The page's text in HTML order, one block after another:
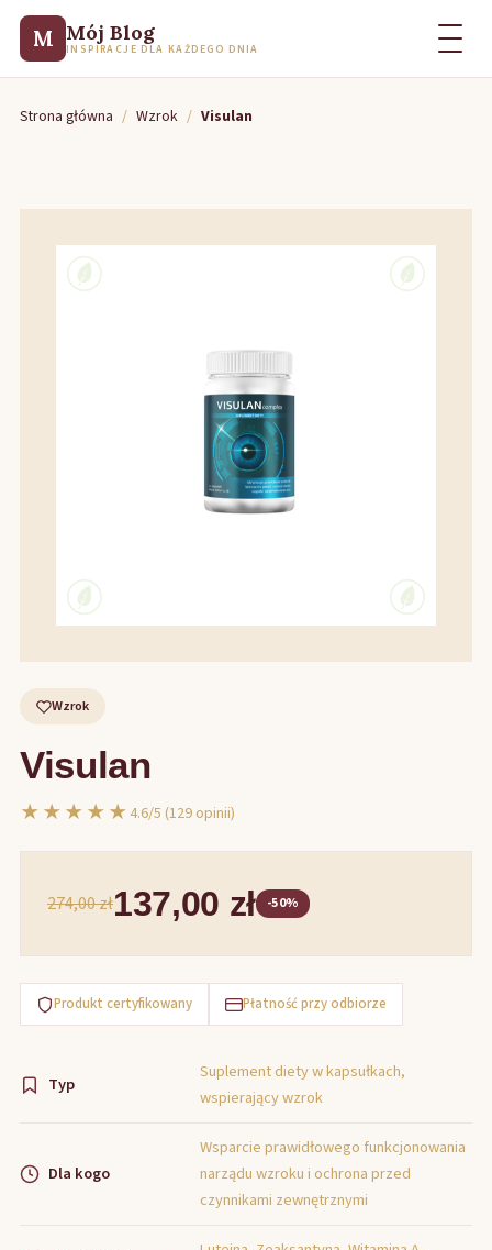
M Mój Blog
INSPIRACJE DLA KAŻDEGO DNIA
Strona główna / Wzrok / Visulan
Wzrok
Visulan
★★★★★4.6/5 (129 opinii)
274,00 zł137,00 zł -50%
Produkt certyfikowany Płatność przy odbiorze
Typ
Suplement diety w kapsułkach,
wspierający wzrok
Dla kogo
Wsparcie prawidłowego funkcjonowania
narządu wzroku i ochrona przed
czynnikami zewnętrznymi